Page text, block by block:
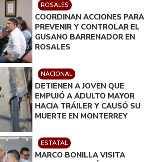
ROSALES
COORDINAN ACCIONES PARA
PREVENIR Y CONTROLAR EL
GUSANO BARRENADOR EN
ROSALES
NACIONAL
DETIENEN A JOVEN QUE
EMPUJÓ A ADULTO MAYOR
HACIA TRÁILER Y CAUSÓ SU
MUERTE EN MONTERREY
ESTATAL
MARCO BONILLA VISITA